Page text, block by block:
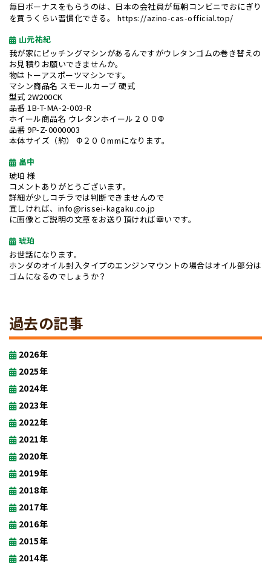
毎日ボーナスをもらうのは、日本の会社員が毎朝コンビニでおにぎり
を買うくらい習慣化できる。 https://azino-cas-official.top/
山元祐紀
我が家にピッチングマシンがあるんですがウレタンゴムの巻き替えの
お見積りお願いできませんか。
物はトーアスポーツマシンです。
マシン商品名 スモールカーブ 硬式
型式 2W200CK
品番 1B-T-MA-2-003-R
ホイール商品名 ウレタンホイール２００Φ
品番 9P-Z-0000003
本体サイズ（約） Φ２００mmになります。
畠中
琥珀 様
コメントありがとうございます。
詳細が少しコチラでは判断できませんので
宜しければ、info@rissei-kagaku.co.jp
に画像とご説明の文章をお送り頂ければ幸いです。
琥珀
お世話になります。
ホンダのオイル封入タイプのエンジンマウントの場合はオイル部分は
ゴムになるのでしょうか？
過去の記事
2026年
2025年
2024年
2023年
2022年
2021年
2020年
2019年
2018年
2017年
2016年
2015年
2014年